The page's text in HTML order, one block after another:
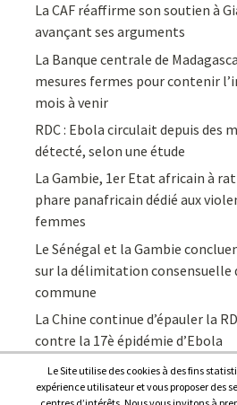
La CAF réaffirme son soutien à
avançant ses arguments
La Banque centrale de
mesures fermes pour contenir
mois à venir
RDC : Ebola circulait depuis des
détecté, selon une étude
La Gambie, 1er Etat africain à
phare panafricain dédié aux
femmes
Le Sénégal et la Gambie
sur la délimitation consensuelle
commune
La Chine continue d’épauler la
contre la 17è épidémie d’Ebola
Le Site utilise des cookies à des fins
expérience utilisateur et vous proposer des